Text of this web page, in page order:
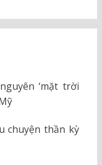
‘mặt trời
chuyện thần kỳ